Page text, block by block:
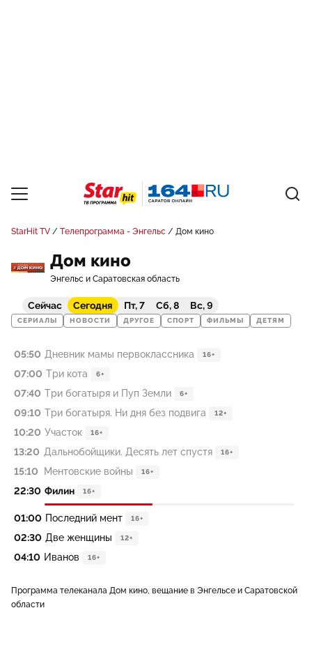
StarHit TV Телепрограмма - Энгельс Дом кино
Дом кино
Энгельс и Саратовская область
Сейчас Сегодня Пт, 7 Сб, 8 Вс, 9
СЕРИАЛЫ НОВОСТИ ДРУГОЕ СПОРТ ФИЛЬМЫ ДЕТЯМ
05:50 Дневник мамы первоклассника 16+
07:00 Три кота 6+
07:40 Три богатыря и Пуп Земли 6+
09:10 Три богатыря. Ни дня без подвига 12+
10:20 Участок 16+
13:20 Дальнобойщики. Десять лет спустя 16+
15:10 Ментовские войны 16+
22:30 Филин 16+
01:00 Последний мент 16+
02:30 Две женщины 12+
04:10 Иванов 16+
Программа телеканала Дом кино, вещание в Энгельсе и Саратовской
области